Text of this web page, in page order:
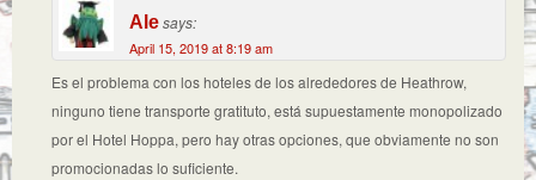
Alesays:
April 15, 2019 at 8:19 am
Es el problema con los hoteles de los alrededores de Heathrow,
ninguno tiene transporte gratituto, está supuestamente monopolizado
por el Hotel Hoppa, pero hay otras opciones, que obviamente no son
promocionadas lo suficiente.